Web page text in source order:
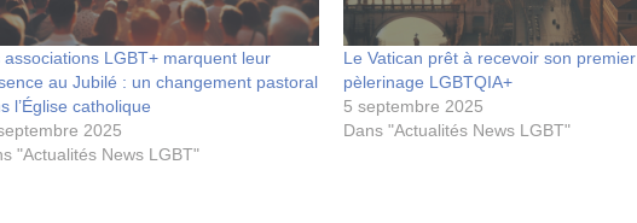
associations LGBT+ marquent leur
au Jubilé : un changement pastoral
l’Église catholique
2025
"Actualités News LGBT"
Le Vatican prêt à recevoir son premier
pèlerinage LGBTQIA+
5 septembre 2025
Dans "Actualités News LGBT"